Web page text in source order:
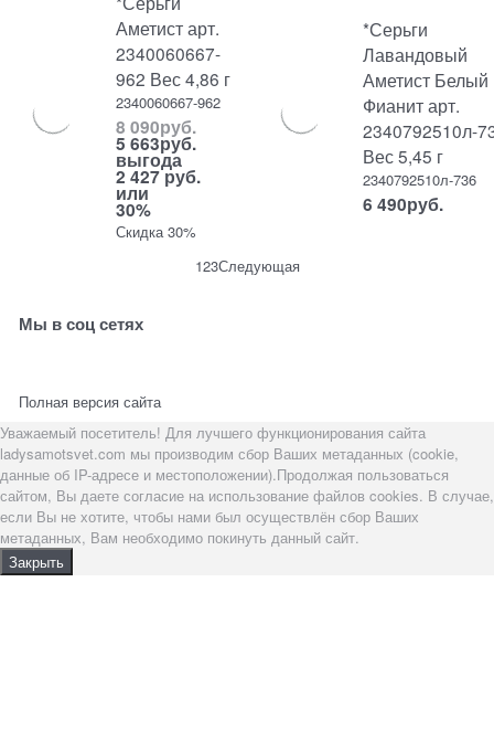
Аметист арт.
2340060667-
962 Вес 4,86 г
2340060667-962
8 090руб.
5 663руб.
выгода
2 427 руб.
или
30%
Скидка 30%
*Серьги
Лавандовый
Аметист Белый
Фианит арт.
2340792510л-
Вес 5,45 г
2340792510л-736
6 490руб.
123Следующая
Мы в соц сетях
Полная версия сайта
Уважаемый посетитель! Для лучшего функционирования сайта
ladysamotsvet.com мы производим сбор Ваших метаданных (cookie,
данные об IP-адресе и местоположении).Продолжая пользоваться
сайтом, Вы даете согласие на использование файлов cookies. В случае,
если Вы не хотите, чтобы нами был осуществлён сбор Ваших
метаданных, Вам необходимо покинуть данный сайт.
Закрыть